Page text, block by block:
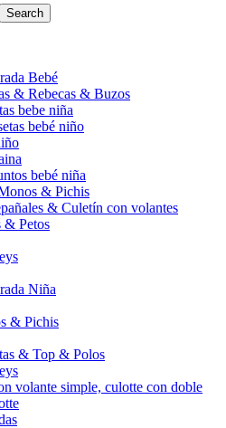
Search
Bebé
& Rebecas & Buzos
bebe niña
bebé niño
bebé niña
& Pichis
& Culetín con volantes
& Petos
Niña
& Pichis
& Top & Polos
volante simple, culotte con doble